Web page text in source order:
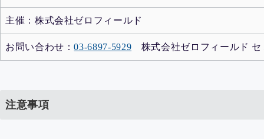
主催：株式会社ゼロフィールド
お問い合わせ：03-6897-5929 株式会社ゼロフィールド セ
注意事項